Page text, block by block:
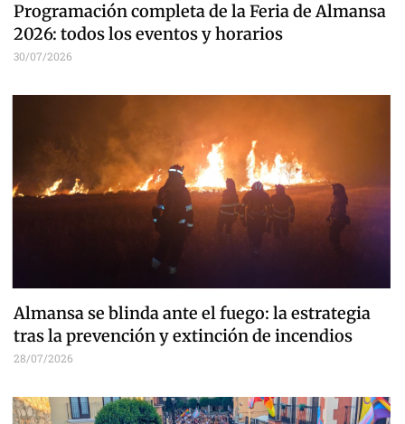
Programación completa de la Feria de Almansa
2026: todos los eventos y horarios
30/07/2026
Almansa se blinda ante el fuego: la estrategia
tras la prevención y extinción de incendios
28/07/2026